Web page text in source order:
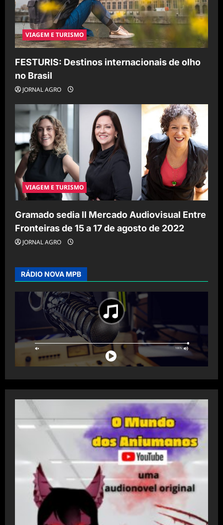
VIAGEM E TURISMO
FESTURIS: Destinos internacionais de olho
no Brasil
JORNAL AGRO
VIAGEM E TURISMO
Gramado sedia II Mercado Audiovisual Entre
Fronteiras de 15 a 17 de agosto de 2022
JORNAL AGRO
RÁDIO NOVA MPB